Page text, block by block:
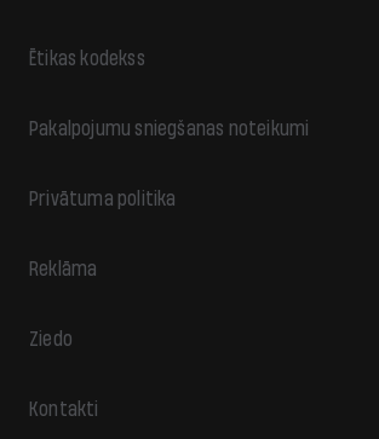
Ētikas kodekss
Pakalpojumu sniegšanas noteikumi
Privātuma politika
Reklāma
Ziedo
Kontakti